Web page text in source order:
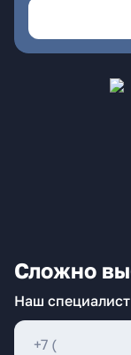
Сложно
Наш